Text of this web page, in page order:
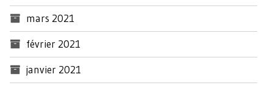
mars 2021
février 2021
janvier 2021